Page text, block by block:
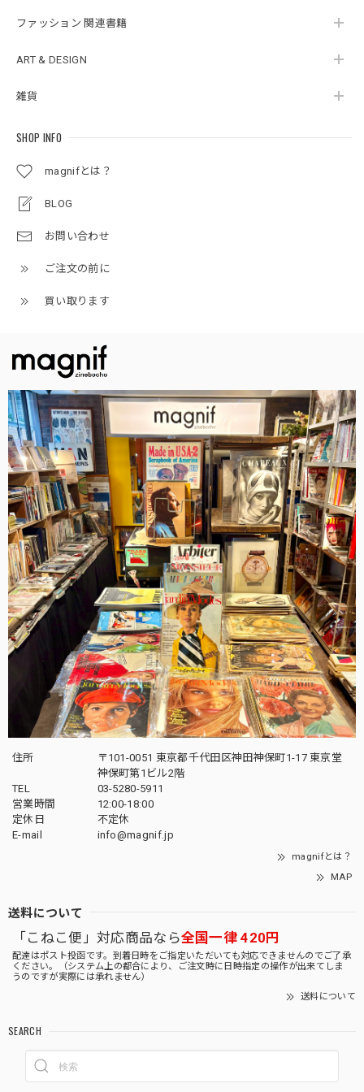
ファッション 関連書籍
ART & DESIGN
雑貨
SHOP INFO
magnifとは？
BLOG
お問い合わせ
ご注文の前に
買い取ります
住所
〒101-0051 東京都千代田区神田神保町1-17 東京堂
神保町第1ビル2階
TEL
03-5280-5911
営業時間
12:00-18:00
定休日
不定休
E-mail
info@magnif.jp
magnifとは？
MAP
送料について
「こねこ便」対応商品なら全国一律 420円
配達はポスト投函です。到着日時をご指定いただいても対応できませんのでご了承
ください。（システム上の都合により、ご注文時に日時指定の操作が出来てしま
うのですが実際には承れません）
送料について
SEARCH